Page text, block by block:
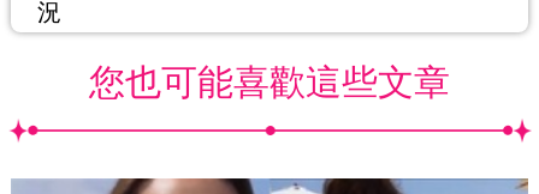
況
您也可能喜歡這些文章